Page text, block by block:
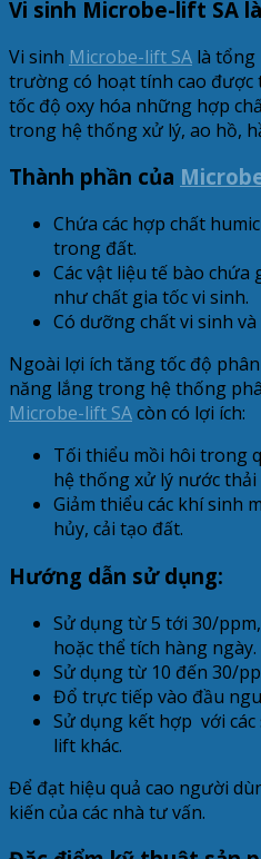
Vi sinh Microbe-lift SA
Vi sinh Microbe-lift SA là tổng
trường có hoạt tính cao được
tốc độ oxy hóa những hợp
trong hệ thống xử lý, ao hồ,
Thành phần của
Chứa các hợp chất
trong đất.
Các vật liệu tế bào chứa
như chất gia tốc vi sinh.
Có dưỡng chất vi sinh
Ngoài lợi ích tăng tốc độ
năng lắng trong hệ thống
Microbe-lift SAcòn có lợi ích:
Tối thiểu mồi hôi trong
hệ thống xử lý nước thải
Giảm thiểu các khí sinh
hủy, cải tạo đất.
Hướng dẫn sử dụng:
Sử dụng từ 5 tới 30/
hoặc thể tích hàng ngày.
Sử dụng từ 10 đến 30/
Đổ trực tiếp vào đầu
Sử dụng kết hợp với
lift khác.
Để đạt hiệu quả cao người
kiến của các nhà tư vấn.